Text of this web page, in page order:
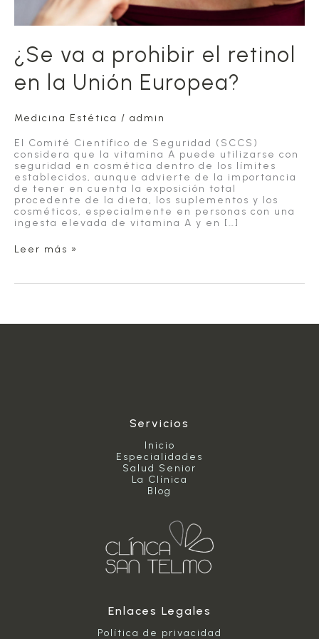
¿Se va a prohibir el retinol
en la Unión Europea?
Medicina Estética / admin
El Comité Científico de Seguridad (SCCS)
considera que la vitamina A puede utilizarse con
seguridad en cosmética dentro de los límites
establecidos, aunque advierte de la importancia
de tener en cuenta la exposición total
procedente de la dieta, los suplementos y los
cosméticos, especialmente en personas con una
ingesta elevada de vitamina A y en […]
¿Se
prohibir
Leer más »
Servicios
Inicio
Especialidades
Salud Senior
La Clínica
Blog
Enlaces Legales
Política de privacidad